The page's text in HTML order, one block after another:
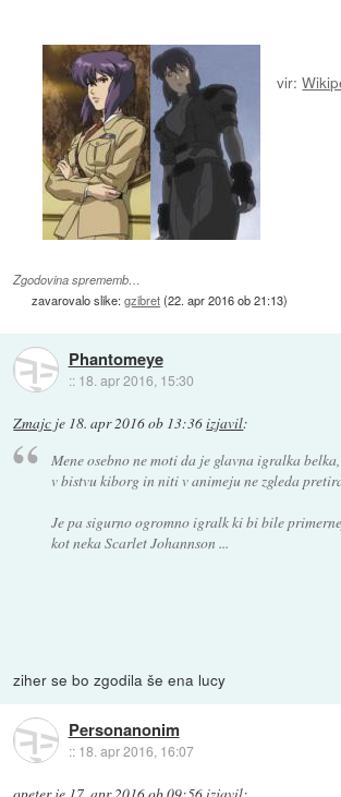
vir:
Zgodovina sprememb…
zavarovalo slike:gzibret(22. apr 2016 ob 21:13)
Phantomeye
:: 18. apr 2016, 15:30
Zmajc je 18. apr 2016 ob 13:36izjavil:
Mene osebno ne moti da je glavna igralka
v bistvu kiborg in niti v animeju ne zgleda
Je pa sigurno ogromno igralk ki bi bile
kot neka Scarlet Johannson ...
ziher se bo zgodila še ena lucy
Personanonim
:: 18. apr 2016, 16:07